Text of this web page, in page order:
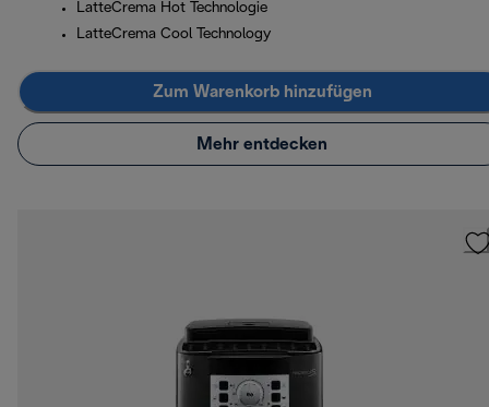
LatteCrema Hot Technologie
LatteCrema Cool Technology
Zum Warenkorb hinzufügen
Mehr entdecken